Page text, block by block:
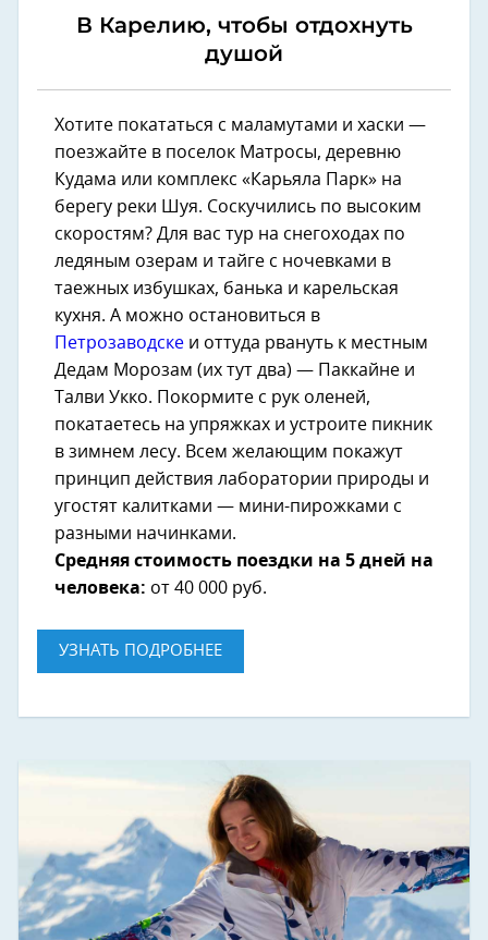
В Карелию, чтобы отдохнуть
душой
Хотите покататься с маламутами и хаски —
поезжайте в поселок Матросы, деревню
Кудама или комплекс «Карьяла Парк» на
берегу реки Шуя. Соскучились по высоким
скоростям? Для вас тур на снегоходах по
ледяным озерам и тайге с ночевками в
таежных избушках, банька и карельская
кухня. А можно остановиться в
Петрозаводске и оттуда рвануть к местным
Дедам Морозам (их тут два) — Паккайне и
Талви Укко. Покормите с рук оленей,
покатаетесь на упряжках и устроите пикник
в зимнем лесу. Всем желающим покажут
принцип действия лаборатории природы и
угостят калитками — мини-пирожками с
разными начинками.
Средняя стоимость поездки на 5 дней на
человека: от 40 000 руб.
УЗНАТЬ ПОДРОБНЕЕ